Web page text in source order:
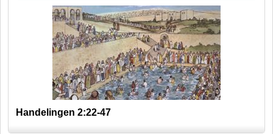
Handelingen 2:22-47